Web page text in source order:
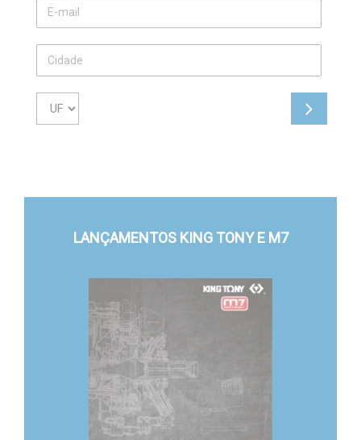
LANÇAMENTOS KING TONY E M7